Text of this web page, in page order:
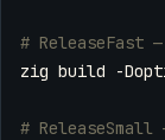
# ReleaseFast
zig build -
# ReleaseSmall